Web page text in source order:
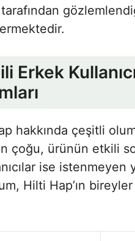
Erkek
hakkında çeşitli
çoğu, ürünün etkili
ise istenmeyen
Hilti Hap’ın